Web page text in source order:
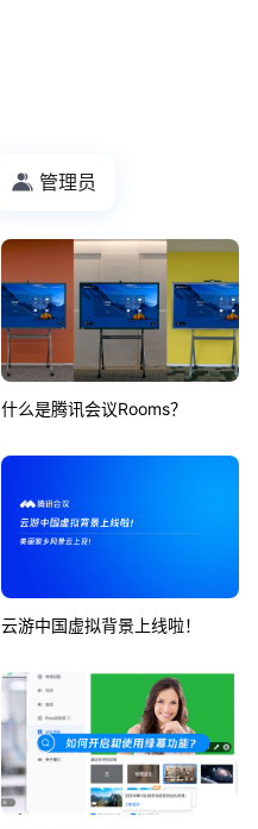
管理员
什么是腾讯会议Rooms？
云游中国虚拟背景上线啦！